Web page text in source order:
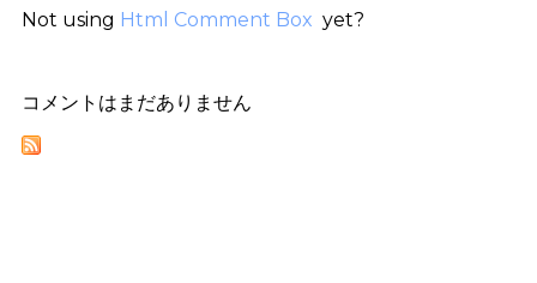
Not using Html Comment Box yet?
コメントはまだありません